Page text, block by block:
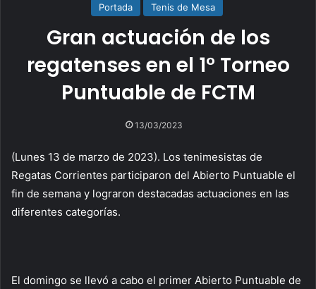
Portada Tenis de Mesa
Gran actuación de los
regatenses en el 1° Torneo
Puntuable de FCTM
13/03/2023
(Lunes 13 de marzo de 2023). Los tenimesistas de
Regatas Corrientes participaron del Abierto Puntuable el
fin de semana y lograron destacadas actuaciones en las
diferentes categorías.
El domingo se llevó a cabo el primer Abierto Puntuable de